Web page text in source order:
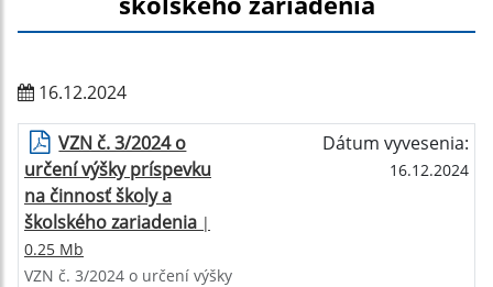
16.12.2024
VZN č. 3/2024 o
určení výšky príspevku
na činnosť školy a
školského zariadenia |
0.25 Mb
Dátum vyvesenia:
16.12.2024
VZN č. 3/2024 o určení výšky